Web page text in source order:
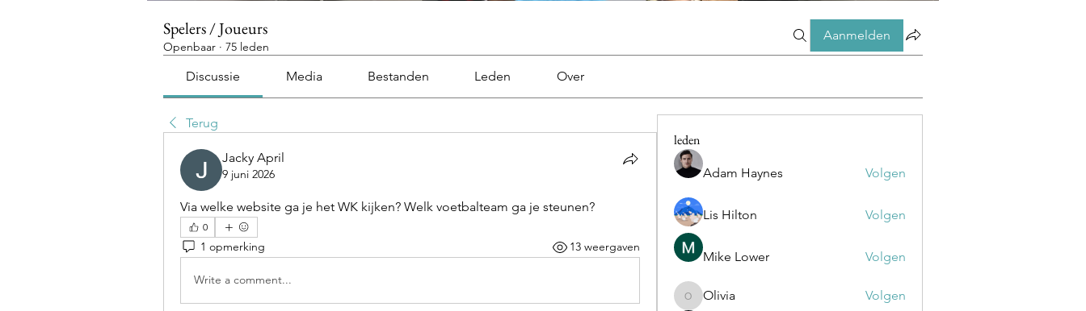
Spelers / Joueurs
Openbaar · 75 leden
Aanmelden
Discussie Media Bestanden Leden Over
Terug
Jacky April
9 juni 2026
Via welke website ga je het WK kijken? Welk voetbalteam ga je steunen?
0
1 opmerking 13 weergaven
Write a comment...
leden
Adam Haynes Volgen
Lis Hilton Volgen
Mike Lower Volgen
Olivia
Olivia Volgen